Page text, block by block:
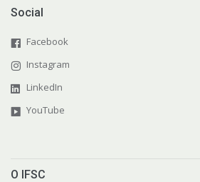
Social
Facebook
Instagram
LinkedIn
YouTube
O IFSC